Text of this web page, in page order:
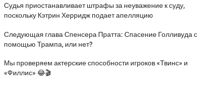
Судья приостанавливает штрафы за неуважение к суду,
поскольку Кэтрин Херридж подает апелляцию
Следующая глава Спенсера Пратта: Спасение Голливуда с
помощью Трампа, или нет?
Мы проверяем актерские способности игроков «Твинс» и
«Филлис» 😂🎬